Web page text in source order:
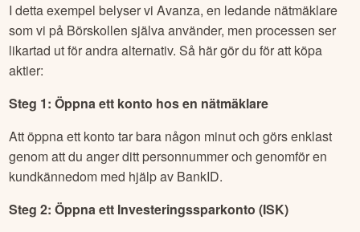
I detta exempel belyser vi Avanza, en ledande nätmäklare
som vi på Börskollen själva använder, men processen ser
likartad ut för andra alternativ. Så här gör du för att köpa
aktier:
Steg 1: Öppna ett konto hos en nätmäklare
Att öppna ett konto tar bara någon minut och görs enklast
genom att du anger ditt personnummer och genomför en
kundkännedom med hjälp av BankID.
Steg 2: Öppna ett Investeringssparkonto (ISK)